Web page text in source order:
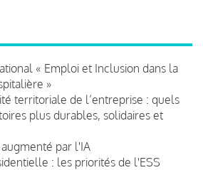
« Emploi et Inclusion dans la
»
territoriale de l’entreprise : quels
plus durables, solidaires et
par l'IA
: les priorités de l'ESS